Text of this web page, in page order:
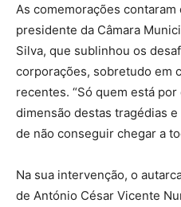
As comemorações contaram
presidente da Câmara
Silva, que sublinhou os
corporações, sobretudo em
recentes. “Só quem está
dimensão destas tragédias
de não conseguir chegar a
Na sua intervenção, o
de António César Vicente